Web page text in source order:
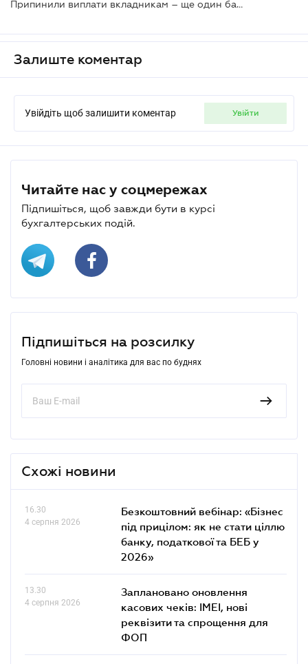
Припинили виплати вкладникам – ще один банк ліквідовано
Залиште коментар
Увійдіть щоб залишити коментар увійти
Читайте нас у соцмережах
Підпишіться, щоб завжди бути в курсі
бухгалтерських подій.
Підпишіться на розсилку
Головні новини і аналітика для вас по буднях
Схожі новини
16.30
4 серпня 2026
Безкоштовний вебінар: «Бізнес
під прицілом: як не стати ціллю
банку, податкової та БЕБ у
2026»
13.30
4 серпня 2026
Заплановано оновлення
касових чеків: IMEI, нові
реквізити та спрощення для
ФОП